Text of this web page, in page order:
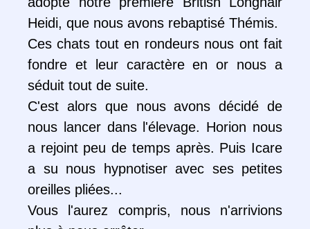
Heidi, que nous avons rebaptisé Thémis.
Ces chats tout en rondeurs nous ont fait
fondre et leur caractère en or nous a
séduit tout de suite.
C'est alors que nous avons décidé de
nous lancer dans l'élevage. Horion nous
a rejoint peu de temps après. Puis Icare
a su nous hypnotiser avec ses petites
oreilles pliées...
Vous l'aurez compris, nous n'arrivions